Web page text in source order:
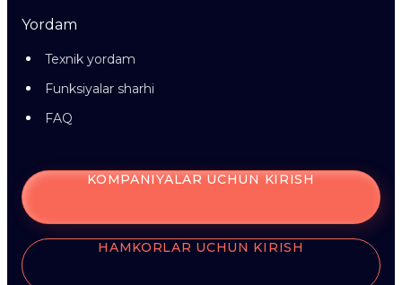
Yordam
Texnik yordam
Funksiyalar sharhi
FAQ
KOMPANIYALAR UCHUN KIRISH
HAMKORLAR UCHUN KIRISH